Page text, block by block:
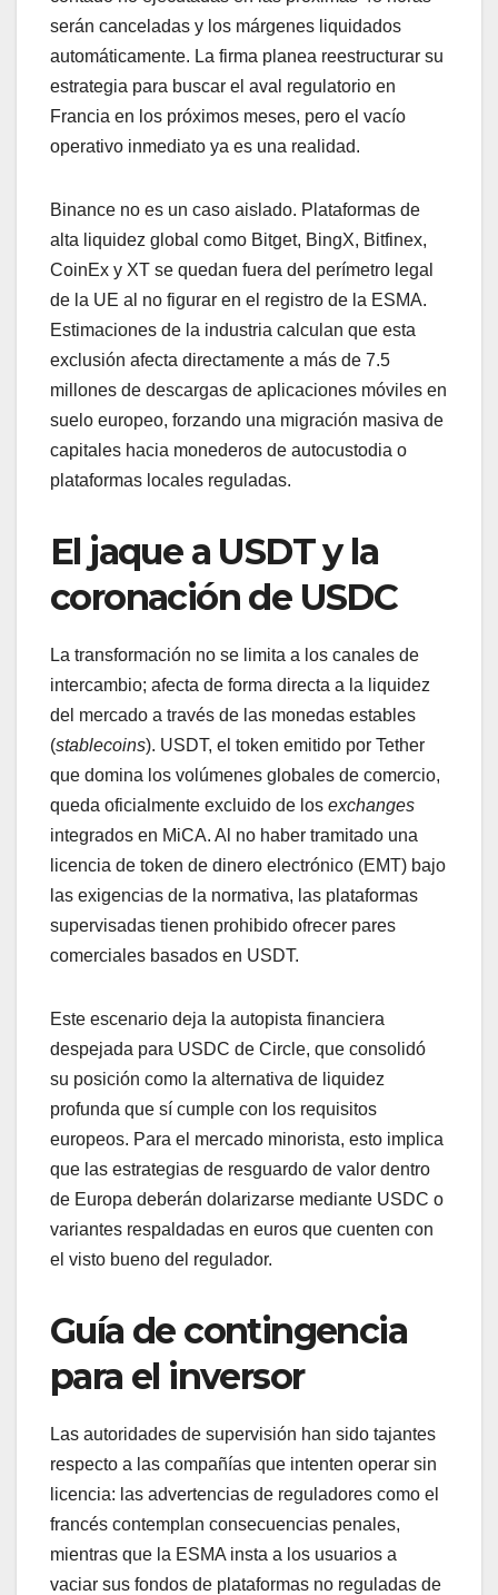
serán canceladas y los márgenes liquidados
automáticamente. La firma planea reestructurar su
estrategia para buscar el aval regulatorio en
Francia en los próximos meses, pero el vacío
operativo inmediato ya es una realidad.
Binance no es un caso aislado. Plataformas de
alta liquidez global como Bitget, BingX, Bitfinex,
CoinEx y XT se quedan fuera del perímetro legal
de la UE al no figurar en el registro de la ESMA.
Estimaciones de la industria calculan que esta
exclusión afecta directamente a más de 7.5
millones de descargas de aplicaciones móviles en
suelo europeo, forzando una migración masiva de
capitales hacia monederos de autocustodia o
plataformas locales reguladas.
El jaque a USDT y la
coronación de USDC
La transformación no se limita a los canales de
intercambio; afecta de forma directa a la liquidez
del mercado a través de las monedas estables
(stablecoins). USDT, el token emitido por Tether
que domina los volúmenes globales de comercio,
queda oficialmente excluido de los exchanges
integrados en MiCA. Al no haber tramitado una
licencia de token de dinero electrónico (EMT) bajo
las exigencias de la normativa, las plataformas
supervisadas tienen prohibido ofrecer pares
comerciales basados en USDT.
Este escenario deja la autopista financiera
despejada para USDC de Circle, que consolidó
su posición como la alternativa de liquidez
profunda que sí cumple con los requisitos
europeos. Para el mercado minorista, esto implica
que las estrategias de resguardo de valor dentro
de Europa deberán dolarizarse mediante USDC o
variantes respaldadas en euros que cuenten con
el visto bueno del regulador.
Guía de contingencia
para el inversor
Las autoridades de supervisión han sido tajantes
respecto a las compañías que intenten operar sin
licencia: las advertencias de reguladores como el
francés contemplan consecuencias penales,
mientras que la ESMA insta a los usuarios a
vaciar sus fondos de plataformas no reguladas de